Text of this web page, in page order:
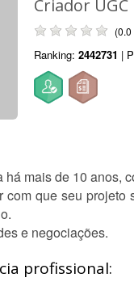
Criador UGC
Ranking: 2442731 |
mais de 10 anos,
com que seu
e negociações.
profissional: